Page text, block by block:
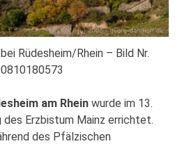
Rüdesheim/Rhein – Bild Nr.
am Rhein wurde im 13.
Erzbistum Mainz errichtet.
des Pfälzischen